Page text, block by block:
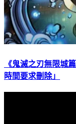
《鬼滅之刃無限城
時間要求刪除」